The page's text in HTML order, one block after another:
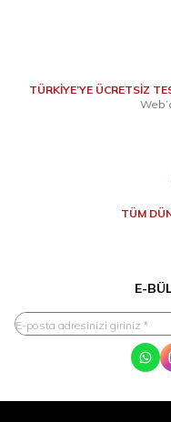
TÜRKİYE’YE ÜCRETSİZ
TÜM
E-